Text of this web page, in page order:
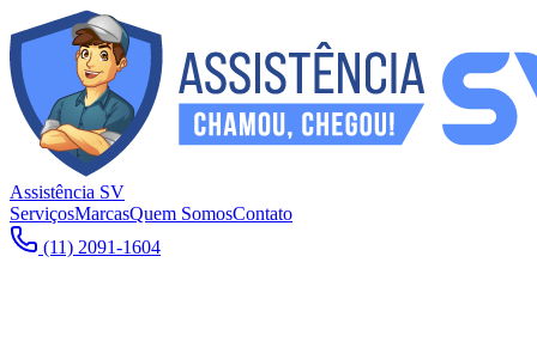
Assistência SV
ServiçosMarcasQuem SomosContato
(11) 2091-1604